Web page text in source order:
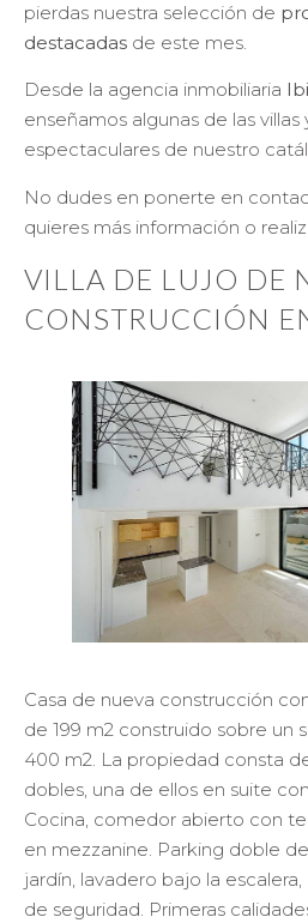
pierdas nuestra selección de
destacadas de este mes.
Desde la agencia inmobiliaria
enseñamos algunas de las villas
espectaculares de nuestro
No dudes en ponerte en
quieres más información o
VILLA DE LUJO DE
CONSTRUCCIÓN
Casa de nueva construcción
de 199 m2 construido sobre un
400 m2. La propiedad consta
dobles, una de ellos en suite
Cocina, comedor abierto con
en mezzanine. Parking doble
jardín, lavadero bajo la
de seguridad. Primeras